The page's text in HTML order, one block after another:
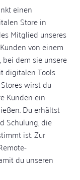
einen
Store in
Mitglied unseres
von einem
dem sie unsere
digitalen Tools
wirst du
Kunden ein
Du erhältst
Schulung, die
ist. Zur
du unseren